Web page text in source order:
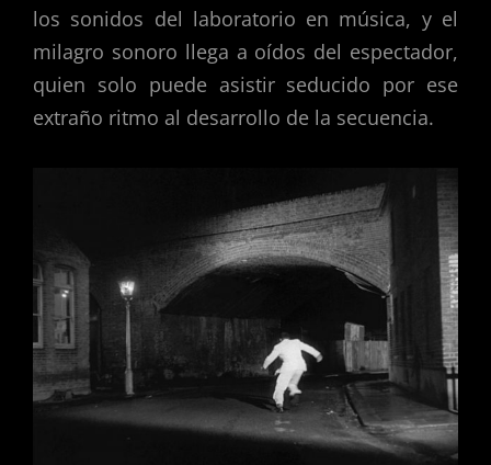
los sonidos del laboratorio en música, y el
milagro sonoro llega a oídos del espectador,
quien solo puede asistir seducido por ese
extraño ritmo al desarrollo de la secuencia.